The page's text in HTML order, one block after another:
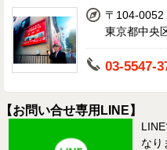
〒104-0052
東京都中央
03-5547-
【お問い合せ専用LINE】
なり